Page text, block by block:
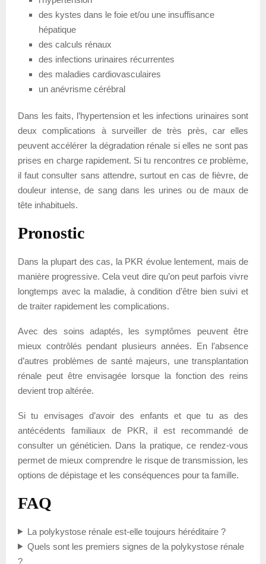
des kystes dans le foie et/ou une insuffisance
hépatique
des calculs rénaux
des infections urinaires récurrentes
des maladies cardiovasculaires
un anévrisme cérébral
Dans les faits, l’hypertension et les infections urinaires sont
deux complications à surveiller de très près, car elles
peuvent accélérer la dégradation rénale si elles ne sont pas
prises en charge rapidement. Si tu rencontres ce problème,
il faut consulter sans attendre, surtout en cas de fièvre, de
douleur intense, de sang dans les urines ou de maux de
tête inhabituels.
Pronostic
Dans la plupart des cas, la PKR évolue lentement, mais de
manière progressive. Cela veut dire qu’on peut parfois vivre
longtemps avec la maladie, à condition d’être bien suivi et
de traiter rapidement les complications.
Avec des soins adaptés, les symptômes peuvent être
mieux contrôlés pendant plusieurs années. En l’absence
d’autres problèmes de santé majeurs, une transplantation
rénale peut être envisagée lorsque la fonction des reins
devient trop altérée.
Si tu envisages d’avoir des enfants et que tu as des
antécédents familiaux de PKR, il est recommandé de
consulter un généticien. Dans la pratique, ce rendez-vous
permet de mieux comprendre le risque de transmission, les
options de dépistage et les conséquences pour ta famille.
FAQ
La polykystose rénale est-elle toujours héréditaire ?
Quels sont les premiers signes de la polykystose rénale
?